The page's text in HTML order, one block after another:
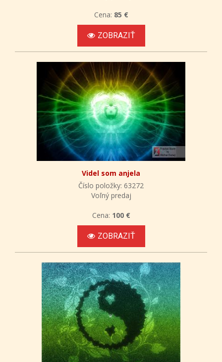
Cena: 85 €
ZOBRAZIŤ
Videl som anjela
Číslo položky: 63272
Voľný predaj
Cena: 100 €
ZOBRAZIŤ